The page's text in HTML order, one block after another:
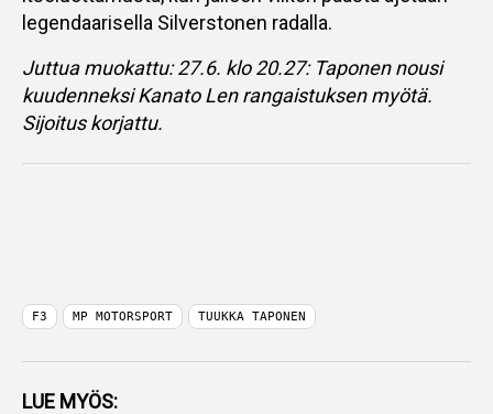
legendaarisella Silverstonen radalla.
Juttua muokattu: 27.6. klo 20.27: Taponen nousi
kuudenneksi Kanato Len rangaistuksen myötä.
Sijoitus korjattu.
F3 MP MOTORSPORT TUUKKA TAPONEN
LUE MYÖS: